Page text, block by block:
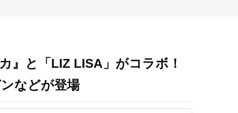
』と「LIZ LISA」がコラボ！
などが登場